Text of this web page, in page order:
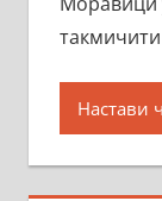
Настави